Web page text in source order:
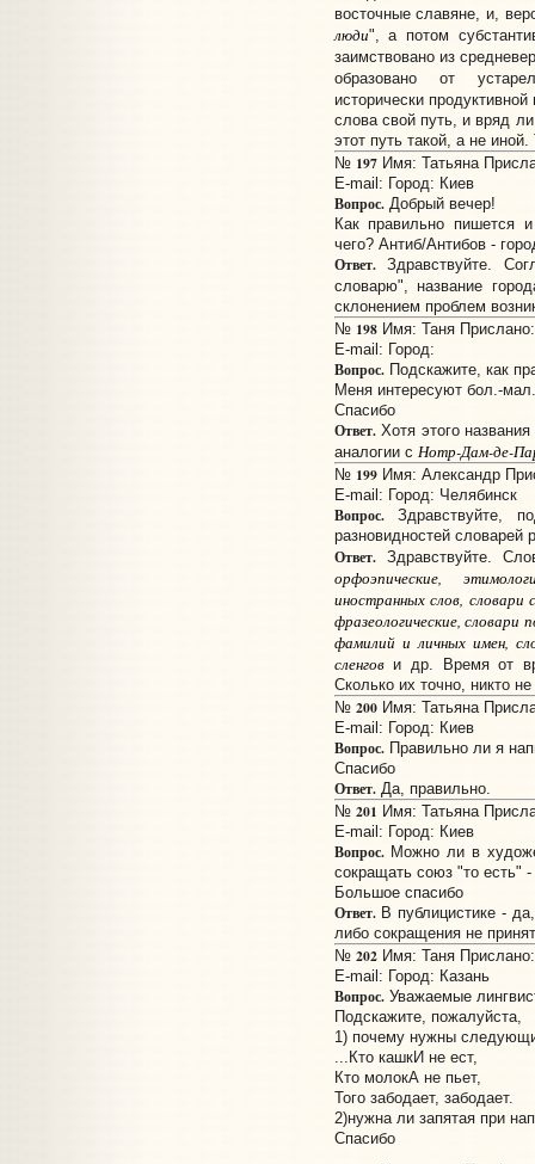
восточные славяне, и,
люди", а потом
заимствовано из
образовано от
исторически
слова свой путь, и вряд
этот путь такой, а не
№ 197Имя: Татьяна
E-mail: Город: Киев
Вопрос.Добрый вечер!
Как правильно пишется
чего? Антиб/Антибов -
Ответ.Здравствуйте.
словарю", название
склонением проблем
№ 198Имя: Таня Прислано:
E-mail: Город:
Вопрос.Подскажите, как
Меня интересуют бол.-
Спасибо
Ответ.Хотя этого
аналогии с Нотр-Дам-де-
№ 199Имя: Александр
E-mail: Город: Челябинск
Вопрос.Здравствуйте,
разновидностей словарей
Ответ.Здравствуйте.
орфоэпические,
иностранных слов, словари
фразеологические, словари
фамилий и личных имен,
сленгови др. Время от
Сколько их точно, никто
№ 200Имя: Татьяна
E-mail: Город: Киев
Вопрос.Правильно ли я
Спасибо
Ответ.Да, правильно.
№ 201 Имя: Татьяна
E-mail: Город: Киев
Вопрос.Можно ли в
сокращать союз "то есть"
Большое спасибо
Ответ.В публицистике -
либо сокращения не
№ 202Имя: Таня Прислано:
E-mail: Город: Казань
Вопрос.Уважаемые
Подскажите, пожалуйста,
1) почему нужны
...Кто кашкИ не ест,
Кто молокА не пьет,
Того забодает, забодает.
2)нужна ли запятая при
Спасибо